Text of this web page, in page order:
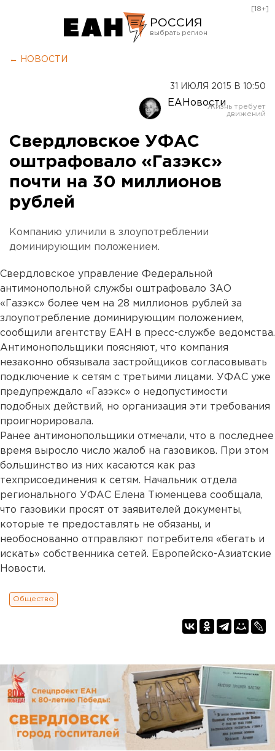
РОССИЯ
Оренбург
[18+]
← НОВОСТИ
31 ИЮЛЯ 2015 В 10:50
ЕАНовости
Свердловское УФАС
оштрафовало «Газэкс»
почти на 30 миллионов
рублей
Компанию уличили в злоупотреблении
доминирующим положением.
Свердловское управление Федеральной
антимонопольной службы оштрафовало ЗАО
«Газэкс» более чем на 28 миллионов рублей за
злоупотребление доминирующим положением,
сообщили агентству ЕАН в пресс-службе ведомства.
Антимонопольщики поясняют, что компания
незаконно обязывала застройщиков согласовывать
подключение к сетям с третьими лицами. УФАС уже
предупреждало «Газэкс» о недопустимости
подобных действий, но организация эти требования
проигнорировала.
Ранее антимонопольщики отмечали, что в последнее
время выросло число жалоб на газовиков. При этом
большинство из них касаются как раз
техприсоединения к сетям. Начальник отдела
регионального УФАС Елена Тюменцева сообщала,
что газовики просят от заявителей документы,
которые те предоставлять не обязаны, и
необоснованно отправляют потребителя «бегать и
искать» собственника сетей. Европейско-Азиатские
Новости.
Общество